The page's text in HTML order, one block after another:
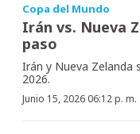
Copa del Mundo
Irán vs. Nueva
paso
Irán y Nueva Zelanda
2026.
Junio 15, 2026 06:12 p. m.